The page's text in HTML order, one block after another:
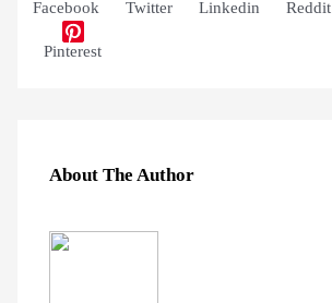
Facebook Twitter Linkedin Reddit
Pinterest
About The Author